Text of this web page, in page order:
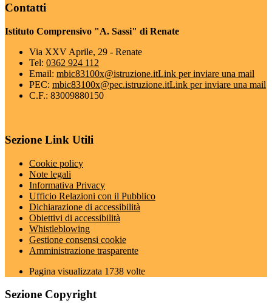
Contatti
Istituto Comprensivo "A. Sassi" di Renate
Via XXV Aprile, 29 - Renate
Tel: 0362 924 112
Email: mbic83100x@istruzione.itLink per inviare una mail
PEC: mbic83100x@pec.istruzione.itLink per inviare una mail
C.F.: 83009880150
Sezione Link Utili
Cookie policy
Note legali
Informativa Privacy
Ufficio Relazioni con il Pubblico
Dichiarazione di accessibilità
Obiettivi di accessibilità
Whistleblowing
Gestione consensi cookie
Amministrazione trasparente
Pagina visualizzata 1738 volte
Sezione Copyright